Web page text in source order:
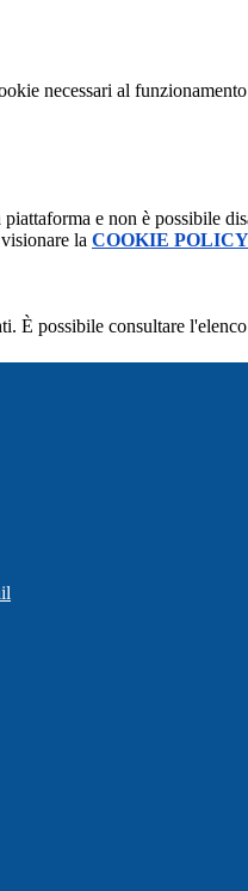
necessari al
e non è possibile
la COOKIE POLICY
È possibile consultare